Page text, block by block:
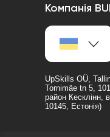
Компанія
UpSkills OÜ,
Tornimäe tn 5,
район Кесклінн,
10145, Естонія)